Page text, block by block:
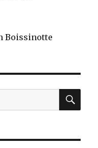
Boissinotte